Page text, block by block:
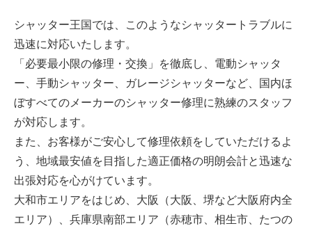
シャッター王国では、このようなシャッタートラブルに
迅速に対応いたします。
「必要最小限の修理・交換」を徹底し、電動シャッタ
ー、手動シャッター、ガレージシャッターなど、国内ほ
ぼすべてのメーカーのシャッター修理に熟練のスタッフ
が対応します。
また、お客様がご安心して修理依頼をしていただけるよ
う、地域最安値を目指した適正価格の明朗会計と迅速な
出張対応を心がけています。
大和市エリアをはじめ、大阪（大阪、堺など大阪府内全
エリア）、兵庫県南部エリア（赤穂市、相生市、たつの